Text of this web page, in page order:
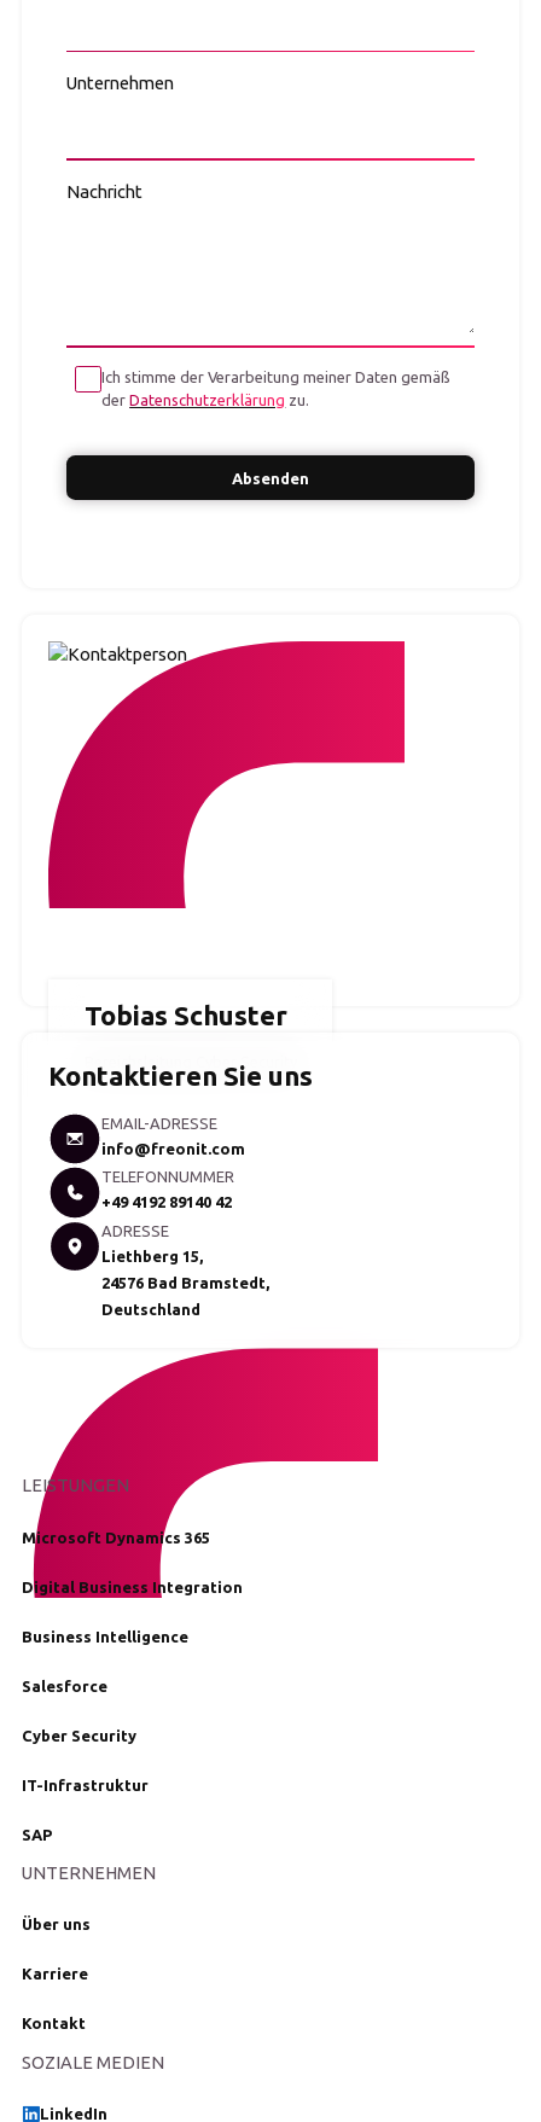
Tobias Schuster
Bereichsleitung Cyber Security
Kontaktieren Sie uns
EMAIL-ADRESSE
info@freonit.com
TELEFONNUMMER
+49 4192 89140 42
ADRESSE
Liethberg 15,
24576 Bad Bramstedt,
Deutschland
Unternehmen
Nachricht
Ich stimme der Verarbeitung meiner Daten gemäß
derDatenschutzerklärung zu.
LEISTUNGEN
Microsoft Dynamics 365
Digital Business Integration
Business Intelligence
Salesforce
Cyber Security
IT-Infrastruktur
SAP
UNTERNEHMEN
Über uns
Karriere
Kontakt
SOZIALE MEDIEN
LinkedIn